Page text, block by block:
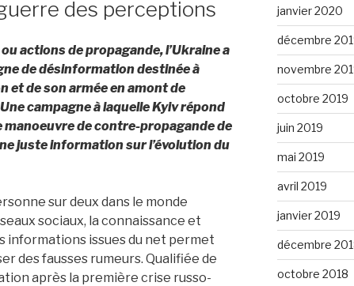
des perceptions
actions de propagande, l’Ukraine a
de désinformation destinée à
et de son armée en amont de
campagne à laquelle Kyiv répond
de contre-propagande de
juste information sur l’évolution du
sur deux dans le monde
sociaux, la connaissance et
informations issues du net permet
des fausses rumeurs. Qualifiée de
après la première crise russo-
janvier 2020
décembre
novembre
octobre 2019
juin 2019
mai 2019
avril 2019
janvier 2019
décembre
octobre 2018